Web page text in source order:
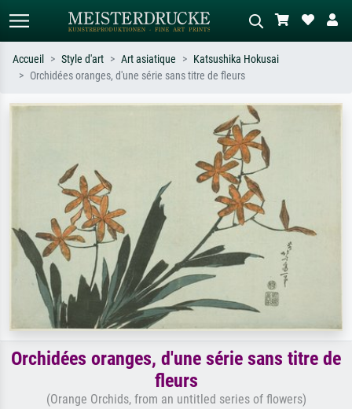
Décrivez la scène – ex. prairie verte,
abstrait avec beaucoup de rouge,
tableau sombre, nu debout près d'un
arbre.
Accueil Style d'art Art asiatique
Katsushika Hokusai
Orchidées oranges, d'une série sans titre de fleurs
Orchidées oranges, d'une série sans titre de
fleurs
(Orange Orchids, from an untitled series of flowers)